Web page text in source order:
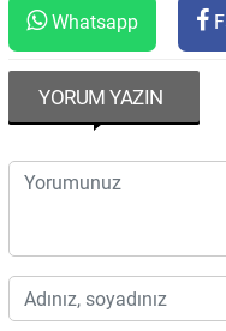
Whatsapp
YORUM YAZIN